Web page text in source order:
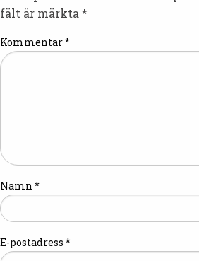
fält är märkta *
Kommentar*
Namn *
E-postadress *